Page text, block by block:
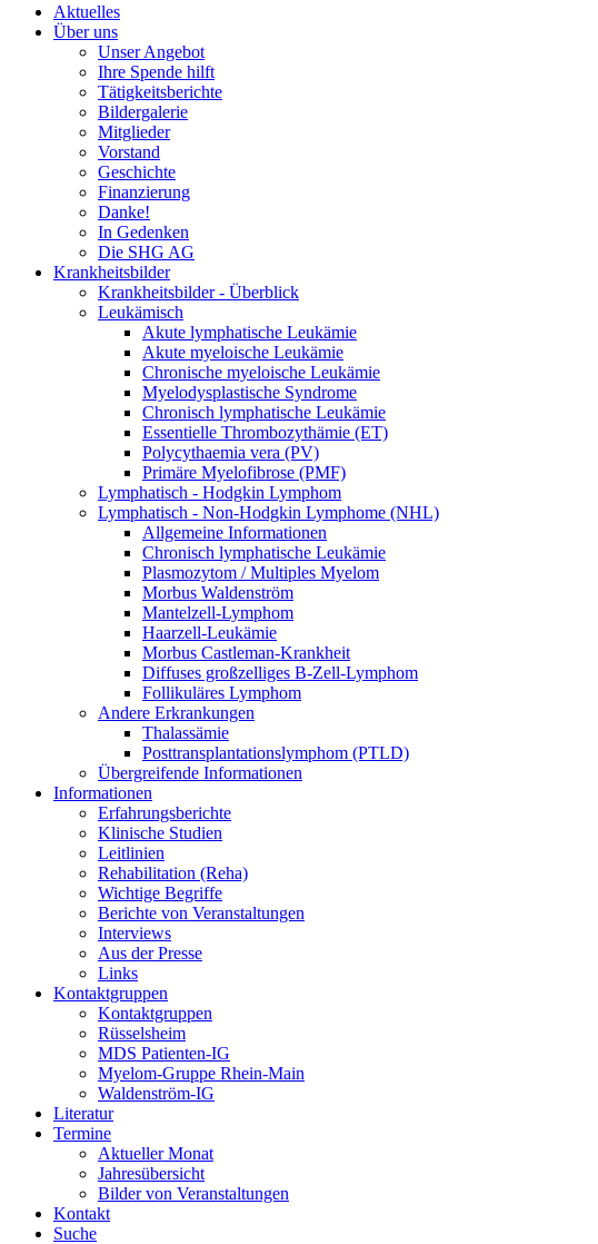
Aktuelles
Über uns
Unser Angebot
Ihre Spende hilft
Tätigkeitsberichte
Bildergalerie
Mitglieder
Vorstand
Geschichte
Finanzierung
Danke!
In Gedenken
Die SHG AG
Krankheitsbilder
Krankheitsbilder - Überblick
Leukämisch
Akute lymphatische Leukämie
Akute myeloische Leukämie
Chronische myeloische Leukämie
Myelodysplastische Syndrome
Chronisch lymphatische Leukämie
Essentielle Thrombozythämie (ET)
Polycythaemia vera (PV)
Primäre Myelofibrose (PMF)
Lymphatisch - Hodgkin Lymphom
Lymphatisch - Non-Hodgkin Lymphome (NHL)
Allgemeine Informationen
Chronisch lymphatische Leukämie
Plasmozytom / Multiples Myelom
Morbus Waldenström
Mantelzell-Lymphom
Haarzell-Leukämie
Morbus Castleman-Krankheit
Diffuses großzelliges B-Zell-Lymphom
Follikuläres Lymphom
Andere Erkrankungen
Thalassämie
Posttransplantationslymphom (PTLD)
Übergreifende Informationen
Informationen
Erfahrungsberichte
Klinische Studien
Leitlinien
Rehabilitation (Reha)
Wichtige Begriffe
Berichte von Veranstaltungen
Interviews
Aus der Presse
Links
Kontaktgruppen
Kontaktgruppen
Rüsselsheim
MDS Patienten-IG
Myelom-Gruppe Rhein-Main
Waldenström-IG
Literatur
Termine
Aktueller Monat
Jahresübersicht
Bilder von Veranstaltungen
Kontakt
Suche